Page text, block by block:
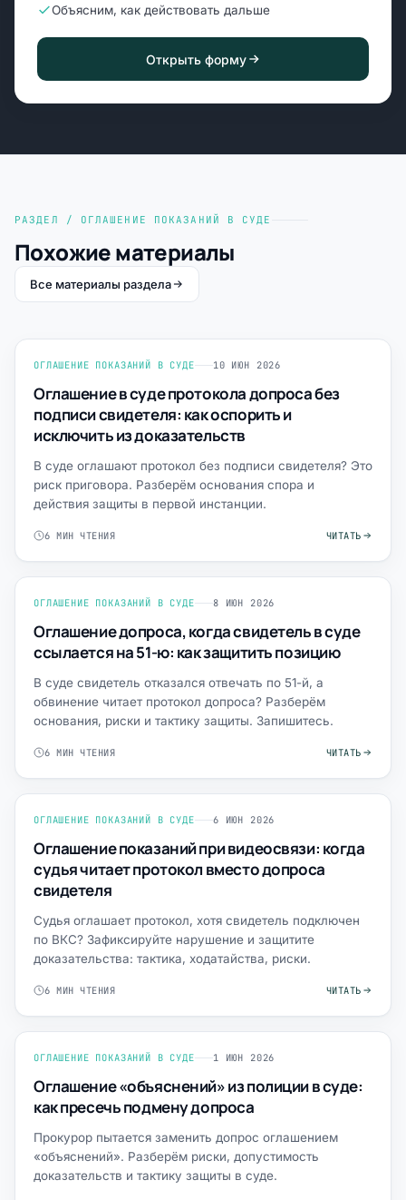
Объясним, как действовать дальше
Открыть форму
РАЗДЕЛ / ОГЛАШЕНИЕ ПОКАЗАНИЙ В СУДЕ
Похожие материалы
Все материалы раздела
ОГЛАШЕНИЕ ПОКАЗАНИЙ В СУДЕ 10 ИЮН 2026
Оглашение в суде протокола допроса без
подписи свидетеля: как оспорить и
исключить из доказательств
В суде оглашают протокол без подписи свидетеля? Это
риск приговора. Разберём основания спора и
действия защиты в первой инстанции.
6 МИН ЧТЕНИЯ ЧИТАТЬ
ОГЛАШЕНИЕ ПОКАЗАНИЙ В СУДЕ 8 ИЮН 2026
Оглашение допроса, когда свидетель в суде
ссылается на 51-ю: как защитить позицию
В суде свидетель отказался отвечать по 51-й, а
обвинение читает протокол допроса? Разберём
основания, риски и тактику защиты. Запишитесь.
6 МИН ЧТЕНИЯ ЧИТАТЬ
ОГЛАШЕНИЕ ПОКАЗАНИЙ В СУДЕ 6 ИЮН 2026
Оглашение показаний при видеосвязи: когда
судья читает протокол вместо допроса
свидетеля
Судья оглашает протокол, хотя свидетель подключен
по ВКС? Зафиксируйте нарушение и защитите
доказательства: тактика, ходатайства, риски.
6 МИН ЧТЕНИЯ ЧИТАТЬ
ОГЛАШЕНИЕ ПОКАЗАНИЙ В СУДЕ 1 ИЮН 2026
Оглашение «объяснений» из полиции в суде:
как пресечь подмену допроса
Прокурор пытается заменить допрос оглашением
«объяснений». Разберём риски, допустимость
доказательств и тактику защиты в суде.